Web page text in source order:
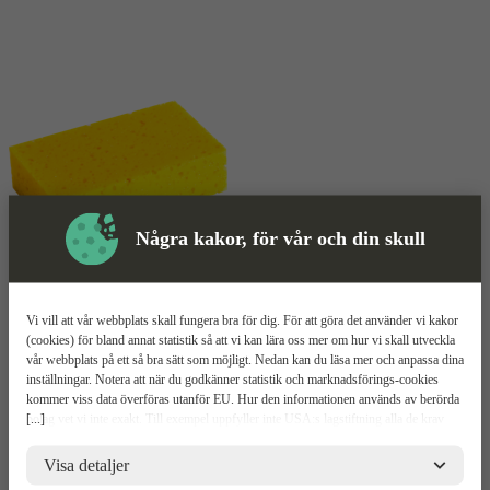
Några kakor, för vår och din skull
[...]
Vi vill att vår webbplats skall fungera bra för dig. För att göra det använder vi kakor
(cookies) för bland annat statistik så att vi kan lära oss mer om hur vi skall utveckla
vår webbplats på ett så bra sätt som möjligt. Nedan kan du läsa mer och anpassa dina
inställningar. Notera att när du godkänner statistik och marknadsförings-cookies
kommer viss data överföras utanför EU. Hur den informationen används av berörda
bolag vet vi inte exakt. Till exempel uppfyller inte USA:s lagstiftning alla de krav
risker för dina personuppgifter. De berörda bolagen måste lämna över uppgifter till
brottsbekämpande myndigheter i USA om de får en sådan begäran. Det kan dock
Visa detaljer
Tvättsvamp Mer information
Tebo Allsvamp
Grovporig